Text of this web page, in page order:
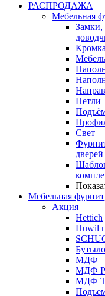
РАСПРОДАЖА
Мебельная
Замки,
Петли
Свет
дверей
Мебельная
Акция
Hettich
Huwil
МДФ
МДФ
МДФ